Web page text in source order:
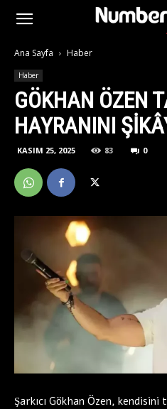
Ana Sayfa Haber
Haber
GÖKHAN ÖZEN
HAYRANINI
KASIM 25, 2025 83 0
Şarkıcı Gökhan Özen,